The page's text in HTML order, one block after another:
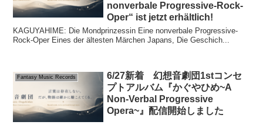
nonverbale Progressive-Rock-
Oper“ ist jetzt erhältlich!
KAGUYAHIME: Die Mondprinzessin Eine nonverbale Progressive-
Rock-Oper Eines der ältesten Märchen Japans, Die Geschich...
Fantasy Music Records
6/27新着 幻想音劇団1stコンセ
プトアルバム『かぐやひめ~A
Non-Verbal Progressive
Opera~』配信開始しました